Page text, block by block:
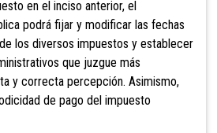
en el inciso anterior, el
podrá fijar y modificar las fechas
los diversos impuestos y establecer
que juzgue más
y correcta percepción. Asimismo,
de pago del impuesto